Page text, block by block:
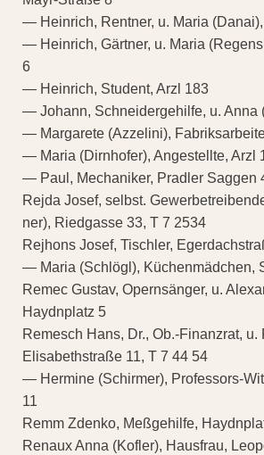
— Heinrich, Rentner, u. Maria
— Heinrich, Gärtner, u. Maria
6
— Heinrich, Student, Arzl 183
— Johann, Schneidergehilfe, u. Anna
— Margarete (Azzelini),
— Maria (Dirnhofer), Angestellte, Arzl
— Paul, Mechaniker, Pradler Saggen
Rejda Josef, selbst.
ner), Riedgasse 33, T 7 2534
Rejhons Josef, Tischler,
— Maria (Schlögl), Küchenmädchen,
Remec Gustav, Opernsänger, u.
Haydnplatz 5
Remesch Hans, Dr., Ob.-Finanzrat, u.
Elisabethstraße 11, T 7 44 54
— Hermine (Schirmer), Professors-
11
Remm Zdenko, Meßgehilfe,
Renaux Anna (Kofler), Hausfrau,